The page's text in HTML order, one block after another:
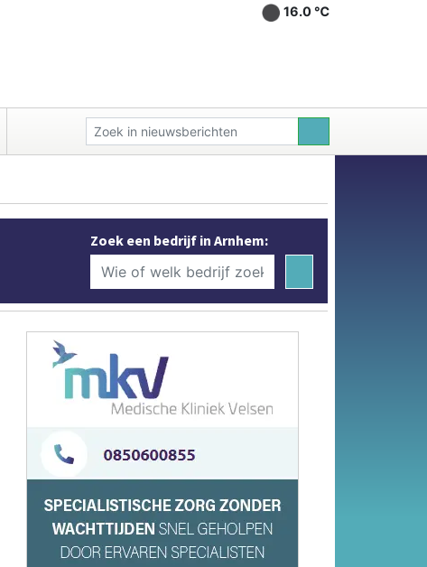
16.0 ℃
Zoek een bedrijf in Arnhem: